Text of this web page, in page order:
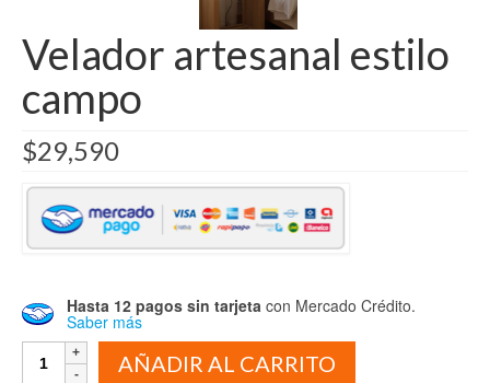
Velador artesanal estilo
campo
$29,590
Hasta 12 pagos sin tarjeta con Mercado Crédito.
Saber más
Velador
artesanal
AÑADIR AL CARRITO